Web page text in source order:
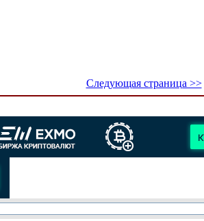
Следующая страница >>